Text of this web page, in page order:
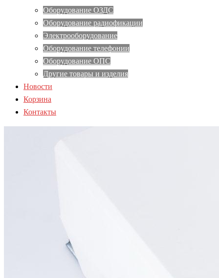
Оборудование ОЗДС
Оборудование радиофикации
Электрооборудование
Оборудование телефонии
Оборудование ОПС
Другие товары и изделия
Новости
Корзина
Контакты